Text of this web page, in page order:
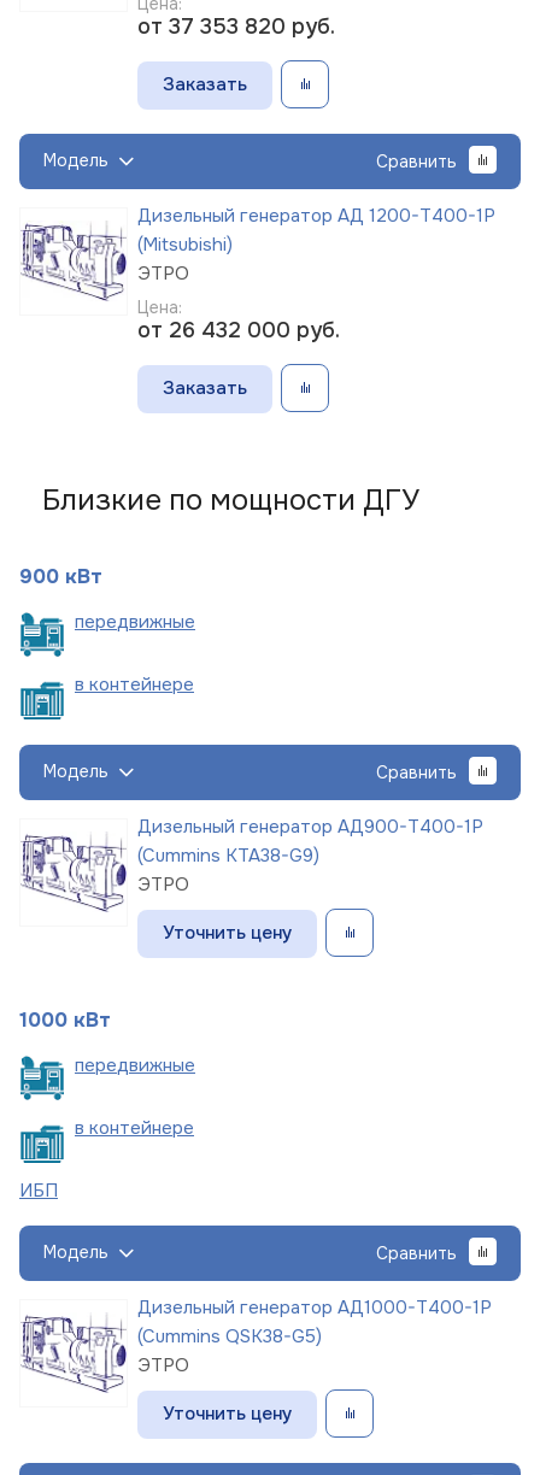
от 37 353 820 руб.
Заказать
Модель Сравнить
Дизельный генератор АД 1200-Т400-1Р
(Mitsubishi)
ЭТРО
Цена:
от 26 432 000 руб.
Заказать
Близкие по мощности ДГУ
900 кВт
передвижные
в контейнере
Модель Сравнить
Дизельный генератор АД900-Т400-1Р
(Cummins KTA38-G9)
ЭТРО
Уточнить цену
1000 кВт
передвижные
в контейнере
ИБП
Модель Сравнить
Дизельный генератор АД1000-Т400-1Р
(Cummins QSK38-G5)
ЭТРО
Уточнить цену